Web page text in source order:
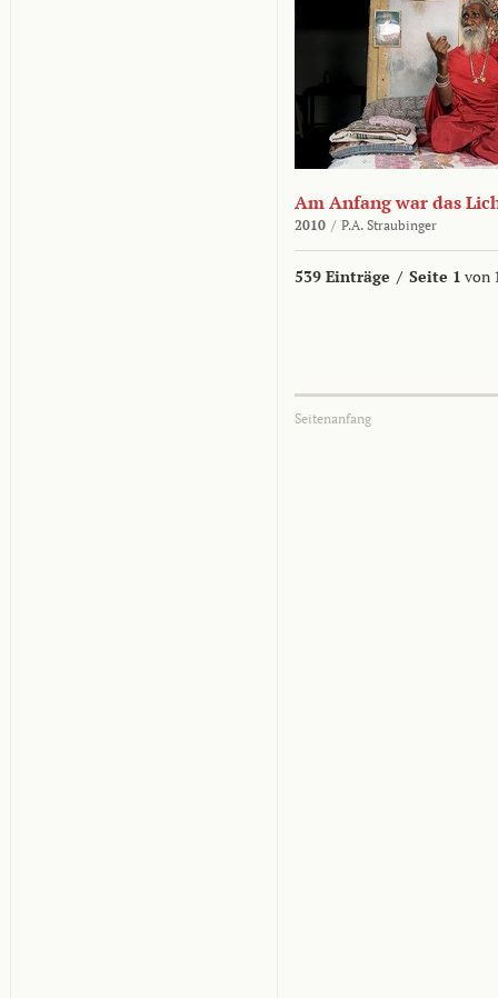
Am Anfang war das
2010 / P.A. Straubinger
539 Einträge / Seite 1 von
Seitenanfang